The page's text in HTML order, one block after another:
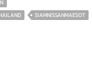
SIAMNISSANMAESOT